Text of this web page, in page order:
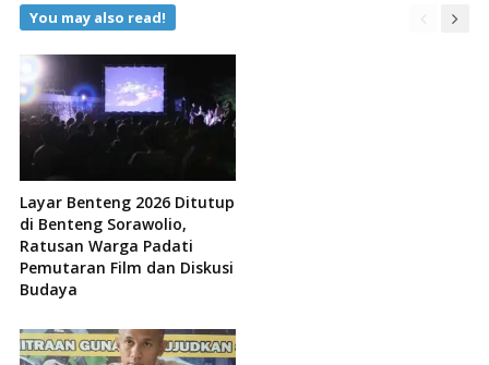
You may also read!
Layar Benteng 2026 Ditutup
di Benteng Sorawolio,
Ratusan Warga Padati
Pemutaran Film dan Diskusi
Budaya